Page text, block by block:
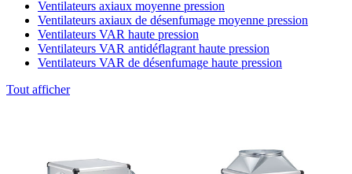
Ventilateurs axiaux moyenne pression
Ventilateurs axiaux de désenfumage moyenne pression
Ventilateurs VAR haute pression
Ventilateurs VAR antidéflagrant haute pression
Ventilateurs VAR de désenfumage haute pression
Tout afficher